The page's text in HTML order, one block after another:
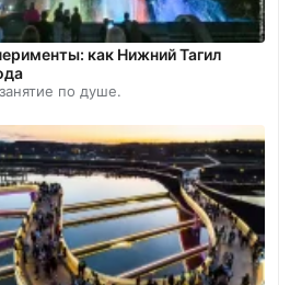
как Нижний Тагил
по душе.